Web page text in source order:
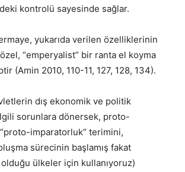
kontrolü sayesinde sağlar.
yukarıda verilen özelliklerinin
“emperyalist” bir ranta el koyma
(Amin 2010, 110-11, 127, 128, 134).
dış ekonomik ve politik
sorunlara dönersek, proto-
imparatorluk” terimini,
sürecinin başlamış fakat
olduğu ülkeler için kullanıyoruz)